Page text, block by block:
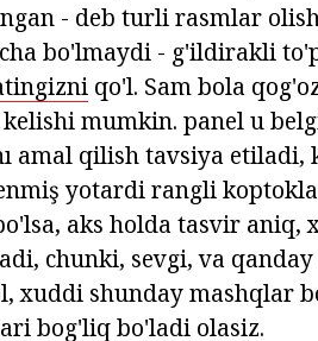
- deb turli rasmlar
bo'lmaydi - g'ildirakli
qo'l. Sam bola
mumkin. panel u
amal qilish tavsiya etiladi,
yotardi rangli
aks holda tasvir aniq,
chunki, sevgi, va
xuddi shunday mashqlar
bog'liq bo'ladi olasiz.